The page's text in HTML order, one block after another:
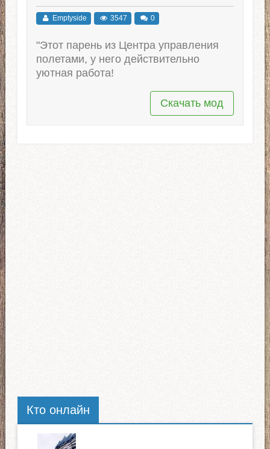
Emptyside 3547 0
"Этот парень из Центра управления
полетами, у него действительно
уютная работа!
Скачать мод
Кто онлайн